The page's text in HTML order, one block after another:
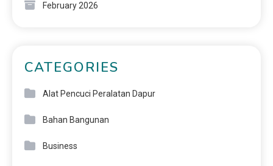
February 2026
CATEGORIES
Alat Pencuci Peralatan Dapur
Bahan Bangunan
Business